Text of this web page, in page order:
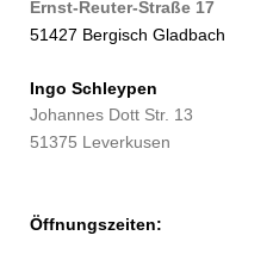
Ernst-Reuter-Straße 17
51427 Bergisch Gladbach
Ingo Schleypen
Johannes Dott Str. 13
51375 Leverkusen
Öffnungszeiten: